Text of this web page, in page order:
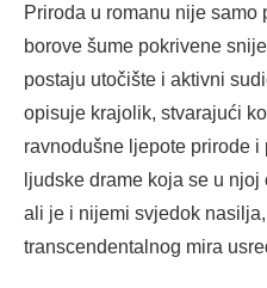
Priroda u romanu nije samo
borove šume pokrivene
postaju utočište i aktivni
opisuje krajolik, stvarajući
ravnodušne ljepote prirode
ljudske drame koja se u
ali je i nijemi svjedok
transcendentalnog mira